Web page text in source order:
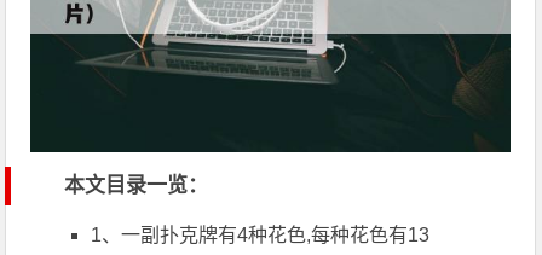
本文目录一览：
1、一副扑克牌有4种花色,每种花色有13